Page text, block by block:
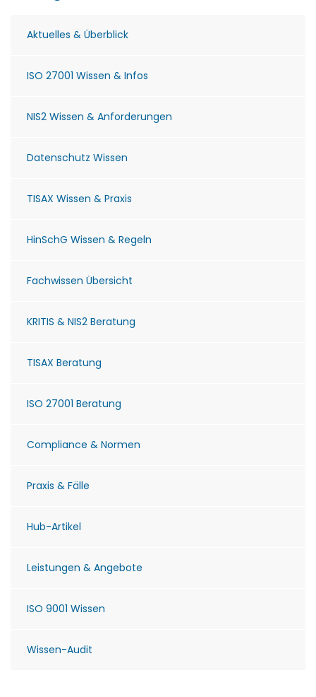
Aktuelles & Überblick
ISO 27001 Wissen & Infos
NIS2 Wissen & Anforderungen
Datenschutz Wissen
TISAX Wissen & Praxis
HinSchG Wissen & Regeln
Fachwissen Übersicht
KRITIS & NIS2 Beratung
TISAX Beratung
ISO 27001 Beratung
Compliance & Normen
Praxis & Fälle
Hub-Artikel
Leistungen & Angebote
ISO 9001 Wissen
Wissen-Audit